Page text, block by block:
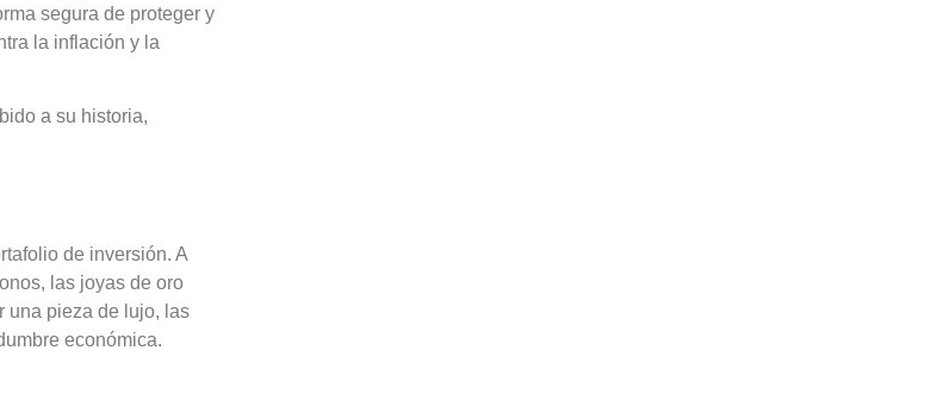
segura de proteger y
la inflación y la
a su historia,
de inversión. A
las joyas de oro
una pieza de lujo, las
económica.